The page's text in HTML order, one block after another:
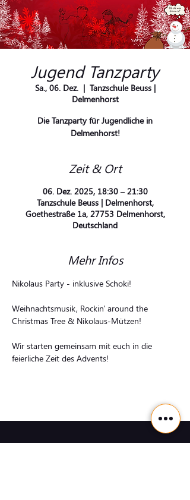
Jugend Tanzparty
Sa., 06. Dez.
  |
Tanzschule Beuss |
Delmenhorst
Die Tanzparty für Jugendliche in
Delmenhorst!
Zeit & Ort
06. Dez. 2025, 18:30 – 21:30
Tanzschule Beuss | Delmenhorst,
Goethestraße 1a, 27753 Delmenhorst,
Deutschland
Mehr Infos
Nikolaus Party - inklusive Schoki!
Weihnachtsmusik, Rockin' around the
Christmas Tree & Nikolaus-Mützen!
Wir starten gemeinsam mit euch in die
feierliche Zeit des Advents!